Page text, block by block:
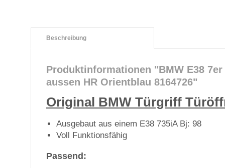
Beschreibung
Produktinformationen "BMW E38
aussen HR Orientblau 8164726"
Original BMW Türgriff
Ausgebaut aus einem E38 735iA Bj: 98
Voll Funktionsfähig
Passend: